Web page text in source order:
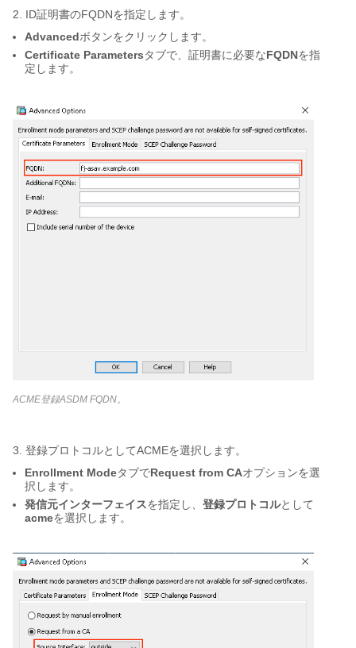
2. ID証明書のFQDNを指定します。
Advancedボタンをクリックします。
Certificate Parametersタブで、証明書に必要なFQDNを指
定します。
ACME登録ASDM FQDN。
3. 登録プロトコルとしてACMEを選択します。
Enrollment ModeタブでRequest from CAオプションを選
択します。
発信元インターフェイスを指定し、 登録プロトコルとして
acmeを選択します。